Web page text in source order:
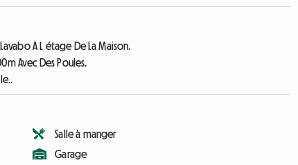
A L étage De La Maison.
Avec Des Poules.
Salle à manger
Garage